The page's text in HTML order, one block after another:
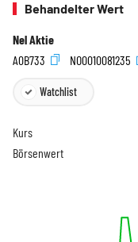
Behandelter Wert
Nel Aktie
A0B733
NO0010081235
Watchlist
Kurs
Börsenwert